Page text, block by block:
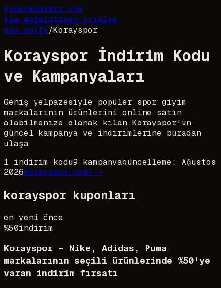
kuponkodları.com
tüm mağazalaren iyiblog
ana sayfa/Korayspor
Korayspor İndirim Kodu
ve Kampanyaları
Geniş yelpazesiyle popüler spor giyim
markalarının ürünlerini online satın
alabilmenize olanak kılan Korayspor'un
güncel kampanya ve indirimlerine buradan
ulaşa
1 indirim kodu9 kampanyagüncelleme: Ağustos
2026korayspor.com/ →
korayspor kuponları
en yeni önce
%50indirim
Korayspor - Nike, Adidas, Puma
markalarının seçili ürünlerinde %50'ye
varan indirim fırsatı